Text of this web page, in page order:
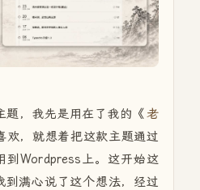
题，我先是用在了我的《老
欢，就想着把这款主题通过
到Wordpress上。这开始这
到满心说了这个想法，经过